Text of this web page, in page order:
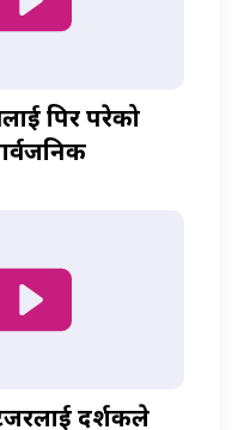
पिर परेको
दर्शकले